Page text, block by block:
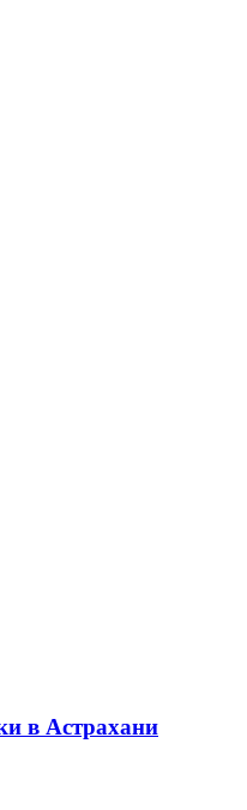
в Астрахани